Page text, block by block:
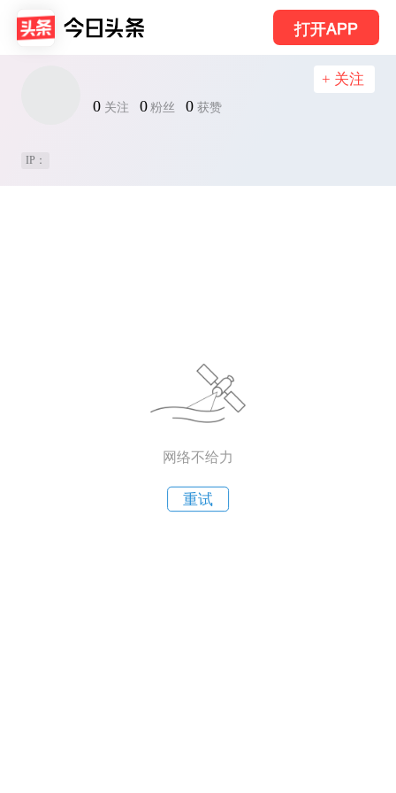
打开APP
0 关注 0 粉丝 0 获赞
+ 关注
IP：
网络不给力
重试